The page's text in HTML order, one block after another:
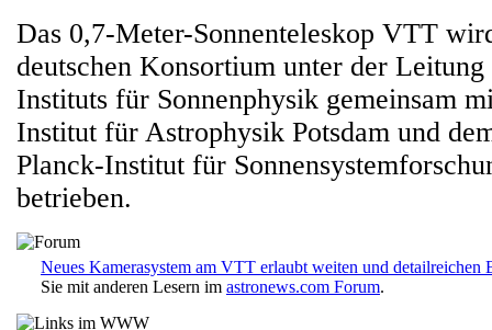
Das 0,7-Meter-Sonnenteleskop VTT
deutschen Konsortium unter der
Instituts für Sonnenphysik gemeinsam
Institut für Astrophysik Potsdam und
Planck-Institut für
betrieben.
Neues Kamerasystem am VTT erlaubt weiten und detailreichen
Sie mit anderen Lesern im astronews.com Forum.